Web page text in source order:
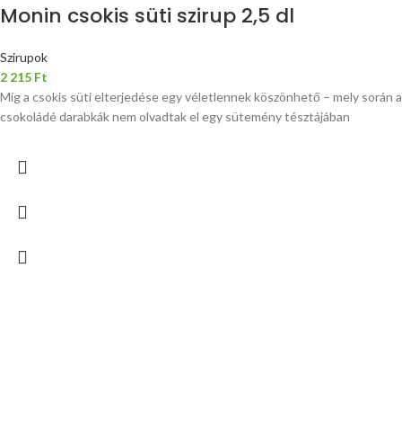
Monin csokis süti szirup 2,5 dl
Szirupok
2 215 Ft
Míg a csokis süti elterjedése egy véletlennek köszönhető – mely során a
csokoládé darabkák nem olvadtak el egy sütemény tésztájában